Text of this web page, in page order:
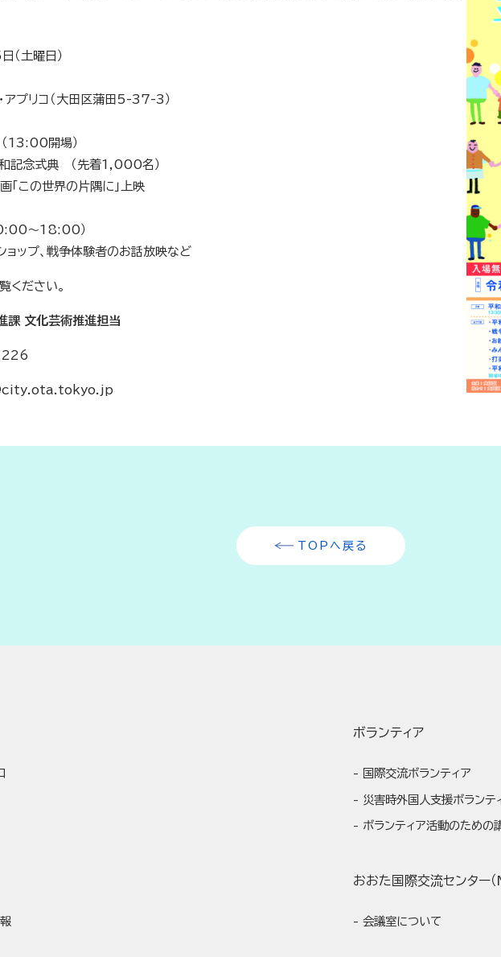
（土曜日）
アプリコ（大田区蒲田5-37-3）
13:00開場）
念式典 （先着1,000名）
の世界の片隅に」上映
～18:00）
ョップ、戦争体験者のお話放映など
ください。
課 文化芸術推進担当
TOPへ戻る
ボランティア
国際交流ボランティア
災害時外国人支援ボランテ
ボランティア活動のための
おおた国際交流センター
会議室について